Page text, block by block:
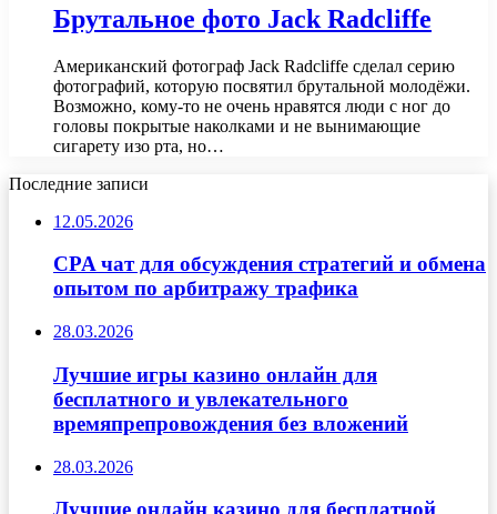
Брутальное фото Jack Radcliffe
Американский фотограф Jack Radcliffe сделал серию
фотографий, которую посвятил брутальной молодёжи.
Возможно, кому-то не очень нравятся люди с ног до
головы покрытые наколками и не вынимающие
сигарету изо рта, но…
Последние записи
12.05.2026
CPA чат для обсуждения стратегий и обмена
опытом по арбитражу трафика
28.03.2026
Лучшие игры казино онлайн для
бесплатного и увлекательного
времяпрепровождения без вложений
28.03.2026
Лучшие онлайн казино для бесплатной